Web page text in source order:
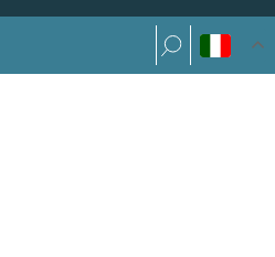
Ricerca per: